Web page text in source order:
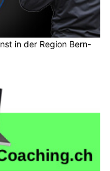
in der Region Bern-